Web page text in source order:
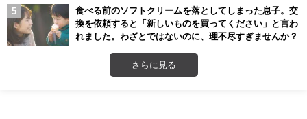
食べる前のソフトクリームを落としてしまった息子。交
換を依頼すると「新しいものを買ってください」と言わ
れました。わざとではないのに、理不尽すぎませんか？
さらに見る